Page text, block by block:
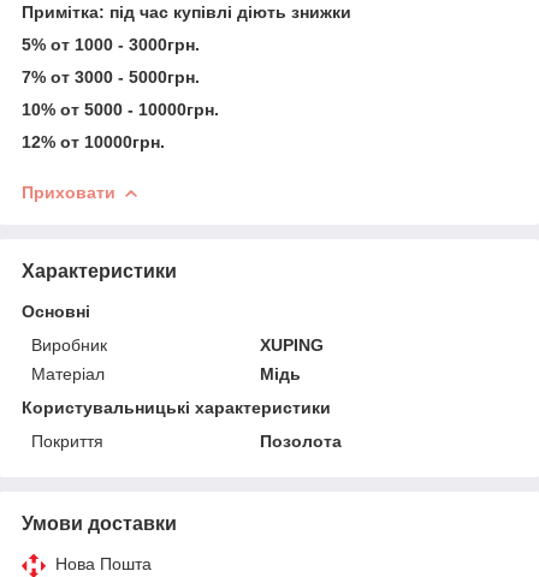
Примітка: під час купівлі діють знижки
5% от 1000 - 3000грн.
7% от 3000 - 5000грн.
10% от 5000 - 10000грн.
12% от 10000грн.
Приховати
Характеристики
Основні
Виробник
XUPING
Матеріал
Мідь
Користувальницькі характеристики
Покриття
Позолота
Умови доставки
Нова Пошта